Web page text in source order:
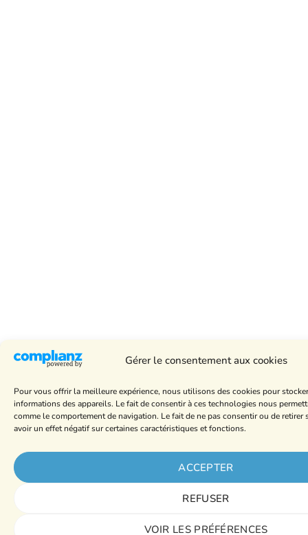
Gérer le consentement aux cookies
Pour vous offrir la meilleure expérience, nous utilisons des cookies pour
informations des appareils. Le fait de consentir à ces technologies nous
comme le comportement de navigation. Le fait de ne pas consentir ou de retirer
avoir un effet négatif sur certaines caractéristiques et fonctions.
ACCEPTER
REFUSER
VOIR LES PRÉFÉRENCES